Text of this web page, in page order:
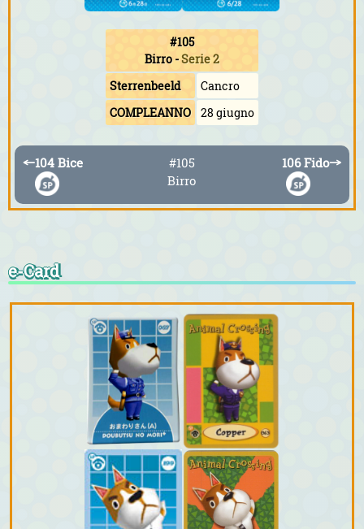
#105
Birro-Serie 2
Sterrenbeeld
Cancro
COMPLEANNO
28 giugno
←104 Bice
#105
Birro
106 Fido→
e-Card